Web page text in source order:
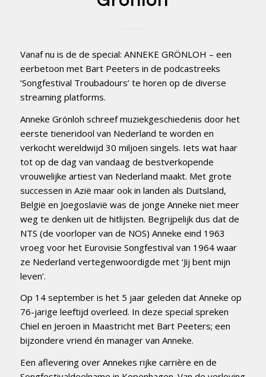
Vanaf nu is de de special: ANNEKE GRÖNLOH – een
eerbetoon met Bart Peeters in de podcastreeks
‘Songfestival Troubadours’ te horen op de diverse
streaming platforms.
Anneke Grönloh schreef muziekgeschiedenis door het
eerste tieneridool van Nederland te worden en
verkocht wereldwijd 30 miljoen singels. Iets wat haar
tot op de dag van vandaag de bestverkopende
vrouwelijke artiest van Nederland maakt. Met grote
successen in Azië maar ook in landen als Duitsland,
België en Joegoslavië was de jonge Anneke niet meer
weg te denken uit de hitlijsten. Begrijpelijk dus dat de
NTS (de voorloper van de NOS) Anneke eind 1963
vroeg voor het Eurovisie Songfestival van 1964 waar
ze Nederland vertegenwoordigde met ‘Jij bent mijn
leven’.
Op 14 september is het 5 jaar geleden dat Anneke op
76-jarige leeftijd overleed. In deze special spreken
Chiel en Jeroen in Maastricht met Bart Peeters; een
bijzondere vriend én manager van Anneke.
Een aflevering over Annekes rijke carrière en de